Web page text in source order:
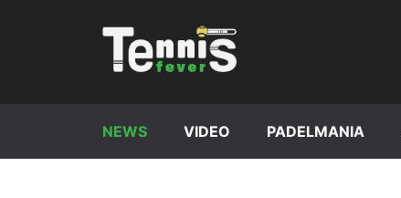
NEWS VIDEO PADELMANIA